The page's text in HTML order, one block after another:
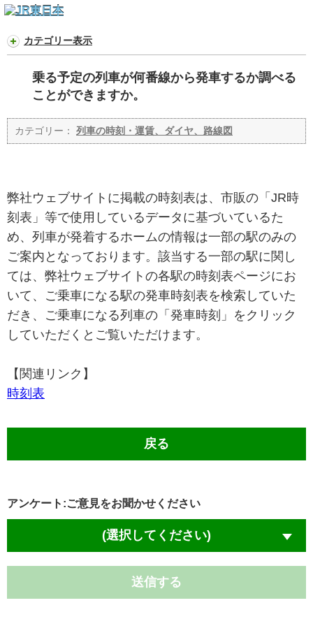
カテゴリー表示
乗る予定の列車が何番線から発車するか調べる
ことができますか。
カテゴリー： 列車の時刻・運賃、ダイヤ、路線図
弊社ウェブサイトに掲載の時刻表は、市販の「JR時
刻表」等で使用しているデータに基づいているた
め、列車が発着するホームの情報は一部の駅のみの
ご案内となっております。該当する一部の駅に関し
ては、弊社ウェブサイトの各駅の時刻表ページにお
いて、ご乗車になる駅の発車時刻表を検索していた
だき、ご乗車になる列車の「発車時刻」をクリック
していただくとご覧いただけます。
【関連リンク】
時刻表
戻る
アンケート:ご意見をお聞かせください
(選択してください)
送信する